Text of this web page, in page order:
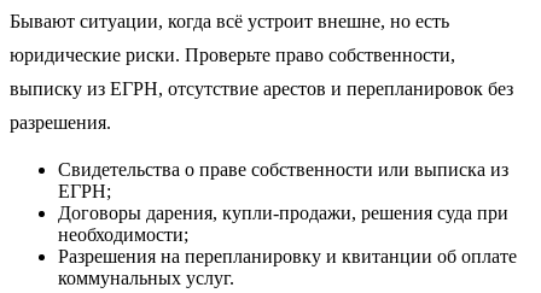
Бывают ситуации, когда всё устроит внешне, но есть
юридические риски. Проверьте право собственности,
выписку из ЕГРН, отсутствие арестов и перепланировок без
разрешения.
Свидетельства о праве собственности или выписка из
ЕГРН;
Договоры дарения, купли-продажи, решения суда при
необходимости;
Разрешения на перепланировку и квитанции об оплате
коммунальных услуг.